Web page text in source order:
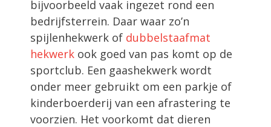
bijvoorbeeld vaak ingezet rond een
bedrijfsterrein. Daar waar zo’n
spijlenhekwerk of dubbelstaafmat
hekwerk ook goed van pas komt op de
sportclub. Een gaashekwerk wordt
onder meer gebruikt om een parkje of
kinderboerderij van een afrastering te
voorzien. Het voorkomt dat dieren